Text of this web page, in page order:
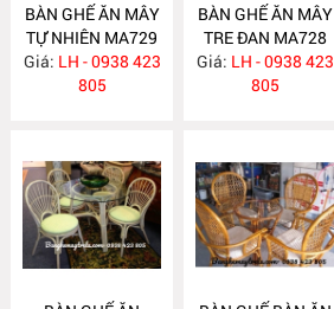
BÀN GHẾ ĂN MÂY
TỰ NHIÊN MA729
Giá: LH - 0938 423
805
BÀN GHẾ ĂN MÂY
TRE ĐAN MA728
Giá: LH - 0938 423
805